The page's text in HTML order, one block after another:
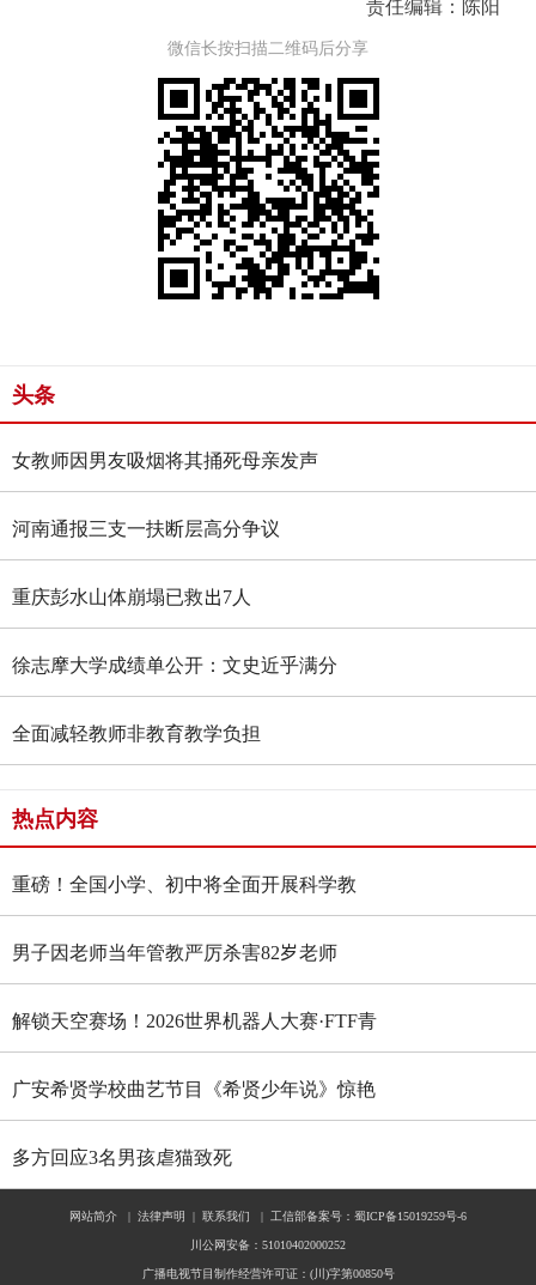
微信长按扫描二维码后分享
头条
女教师因男友吸烟将其捅死母亲发声
河南通报三支一扶断层高分争议
重庆彭水山体崩塌已救出7人
徐志摩大学成绩单公开：文史近乎满分
全面减轻教师非教育教学负担
热点内容
重磅！全国小学、初中将全面开展科学教
育“做中学”领航行动
男子因老师当年管教严厉杀害82岁老师
解锁天空赛场！2026世界机器人大赛·FTF青
少年无人机大赛四川选拔赛燃情启幕
广安希贤学校曲艺节目《希贤少年说》惊艳
全国舞台 斩获国家级殊荣
多方回应3名男孩虐猫致死
网站简介 | 法律声明 | 联系我们 | 工信部备案号：蜀ICP备15019259号-6
川公网安备：51010402000252
广播电视节目制作经营许可证：(川)字第00850号